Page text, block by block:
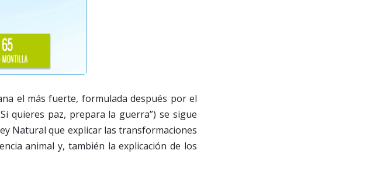
el más fuerte, formulada después por el
quieres paz, prepara la guerra”) se sigue
Natural que explicar las transformaciones
animal y, también la explicación de los